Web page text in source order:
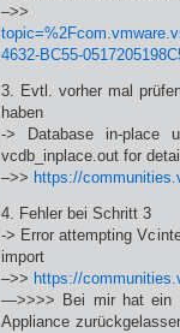
4632-BC55-
3. Evtl. vorher mal
haben
-> Database in-place
vcdb_inplace.out for
–>> https://
4. Fehler bei Schritt 3
-> Error attempting
import
–>> https://
—>>>> Bei mir hat ein
Appliance